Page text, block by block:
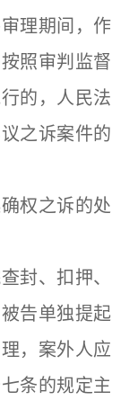
理期间，作
照审判监督
的，人民法
之诉案件的
权之诉的处
、扣押、
告单独提起
，案外人应
条的规定主